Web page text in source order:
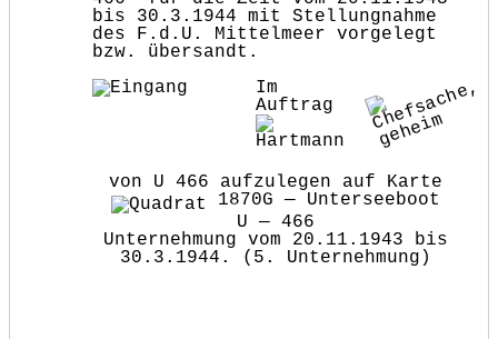
bis 30.3.1944 mit Stellungnahme
des F.d.U. Mittelmeer vorgelegt
bzw. übersandt.
Im
Auftrag
von U 466 aufzulegen auf Karte
1870G — Unterseeboot
U — 466
Unternehmung vom 20.11.1943 bis
30.3.1944. (5. Unternehmung)